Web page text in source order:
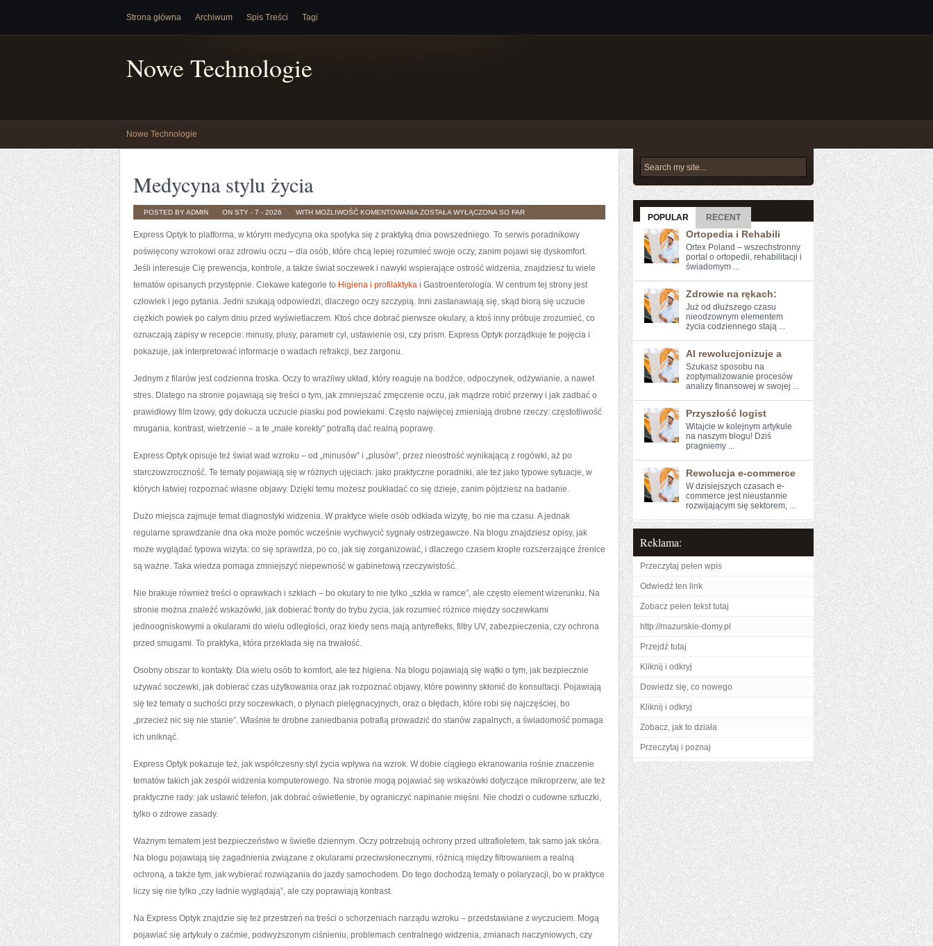
Strona główna Archiwum Spis Treści Tagi
Nowe Technologie
Nowe Technologie
Medycyna stylu życia
POSTED BY ADMIN ON STY - 7 - 2026 WITH MOŻLIWOŚĆ KOMENTOWANIA MEDYCYNA
STYLU
ZOSTAŁA WYŁĄCZONA SO FAR
Express Optyk to platforma, w którym medycyna oka spotyka się z praktyką dnia powszedniego. To serwis poradnikowy
poświęcony wzrokowi oraz zdrowiu oczu – dla osób, które chcą lepiej rozumieć swoje oczy, zanim pojawi się dyskomfort.
Jeśli interesuje Cię prewencja, kontrole, a także świat soczewek i nawyki wspierające ostrość widzenia, znajdziesz tu wiele
tematów opisanych przystępnie. Ciekawe kategorie to Higiena i profilaktyka i Gastroenterologia. W centrum tej strony jest
człowiek i jego pytania. Jedni szukają odpowiedzi, dlaczego oczy szczypią. Inni zastanawiają się, skąd biorą się uczucie
ciężkich powiek po całym dniu przed wyświetlaczem. Ktoś chce dobrać pierwsze okulary, a ktoś inny próbuje zrozumieć, co
oznaczają zapisy w recepcie: minusy, plusy, parametr cyl, ustawienie osi, czy prism. Express Optyk porządkuje te pojęcia i
pokazuje, jak interpretować informacje o wadach refrakcji, bez żargonu.
Jednym z filarów jest codzienna troska. Oczy to wrażliwy układ, który reaguje na bodźce, odpoczynek, odżywianie, a nawet
stres. Dlatego na stronie pojawiają się treści o tym, jak zmniejszać zmęczenie oczu, jak mądrze robić przerwy i jak zadbać o
prawidłowy film łzowy, gdy dokucza uczucie piasku pod powiekami. Często najwięcej zmieniają drobne rzeczy: częstotliwość
mrugania, kontrast, wietrzenie – a te „małe korekty” potrafią dać realną poprawę.
Express Optyk opisuje też świat wad wzroku – od „minusów” i „plusów”, przez nieostrość wynikającą z rogówki, aż po
starczowzroczność. Te tematy pojawiają się w różnych ujęciach: jako praktyczne poradniki, ale też jako typowe sytuacje, w
których łatwiej rozpoznać własne objawy. Dzięki temu możesz poukładać co się dzieje, zanim pójdziesz na badanie.
Dużo miejsca zajmuje temat diagnostyki widzenia. W praktyce wiele osób odkłada wizytę, bo nie ma czasu. A jednak
regularne sprawdzanie dna oka może pomóc wcześnie wychwycić sygnały ostrzegawcze. Na blogu znajdziesz opisy, jak
może wyglądać typowa wizyta: co się sprawdza, po co, jak się zorganizować, i dlaczego czasem krople rozszerzające źrenice
są ważne. Taka wiedza pomaga zmniejszyć niepewność w gabinetową rzeczywistość.
Nie brakuje również treści o oprawkach i szkłach – bo okulary to nie tylko „szkła w ramce”, ale często element wizerunku. Na
stronie można znaleźć wskazówki, jak dobierać fronty do trybu życia, jak rozumieć różnice między soczewkami
jednoogniskowymi a okularami do wielu odległości, oraz kiedy sens mają antyrefleks, filtry UV, zabezpieczenia, czy ochrona
przed smugami. To praktyka, która przekłada się na trwałość.
Osobny obszar to kontakty. Dla wielu osób to komfort, ale też higiena. Na blogu pojawiają się wątki o tym, jak bezpiecznie
używać soczewki, jak dobierać czas użytkowania oraz jak rozpoznać objawy, które powinny skłonić do konsultacji. Pojawiają
się też tematy o suchości przy soczewkach, o płynach pielęgnacyjnych, oraz o błędach, które robi się najczęściej, bo
„przecież nic się nie stanie”. Właśnie te drobne zaniedbania potrafią prowadzić do stanów zapalnych, a świadomość pomaga
ich uniknąć.
Express Optyk pokazuje też, jak współczesny styl życia wpływa na wzrok. W dobie ciągłego ekranowania rośnie znaczenie
tematów takich jak zespół widzenia komputerowego. Na stronie mogą pojawiać się wskazówki dotyczące mikroprzerw, ale też
praktyczne rady: jak ustawić telefon, jak dobrać oświetlenie, by ograniczyć napinanie mięśni. Nie chodzi o cudowne sztuczki,
tylko o zdrowe zasady.
Ważnym tematem jest bezpieczeństwo w świetle dziennym. Oczy potrzebują ochrony przed ultrafioletem, tak samo jak skóra.
Na blogu pojawiają się zagadnienia związane z okularami przeciwsłonecznymi, różnicą między filtrowaniem a realną
ochroną, a także tym, jak wybierać rozwiązania do jazdy samochodem. Do tego dochodzą tematy o polaryzacji, bo w praktyce
liczy się nie tylko „czy ładnie wyglądają”, ale czy poprawiają kontrast.
Na Express Optyk znajdzie się też przestrzeń na treści o schorzeniach narządu wzroku – przedstawiane z wyczuciem. Mogą
pojawiać się artykuły o zaćmie, podwyższonym ciśnieniu, problemach centralnego widzenia, zmianach naczyniowych, czy
POPULAR RECENT
Ortopedia i Rehabili
Ortex Poland – wszechstronny
portal o ortopedii, rehabilitacji i
świadomym ...
Zdrowie na rękach:
Już od dłuższego ⁣czasu
nieodzownym elementem
życia codziennego stają ...
AI rewolucjonizuje a
Szukasz sposobu na
zoptymalizowanie ⁤procesów
analizy finansowej w swojej ...
Przyszłość logist
Witajcie w kolejnym artykule⁣
na naszym blogu! Dziś
pragniemy⁤ ...
Rewolucja e-commerce
W dzisiejszych‌ czasach e-
commerce jest nieustannie
rozwijającym się ​sektorem, ...
Reklama:
Przeczytaj pełen wpis
Odwiedź ten link
Zobacz pełen tekst tutaj
http://mazurskie-domy.pl
Przejdź tutaj
Kliknij i odkryj
Dowiedz się, co nowego
Kliknij i odkryj
Zobacz, jak to działa
Przeczytaj i poznaj